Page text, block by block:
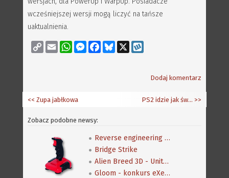
wcześniejszej wersji mogą liczyć na tańsze
uaktualnienia.
Copy
Link
Email WhatsAppMessenger
FacebookBluesky
Dodaj komentarz
PS2 idzie jak świeże bułeczki >>
<< Zupa jabłkowa
Zobacz podobne newsy:
Reverse engineering klasycznej gry Speedball 2
Bridge Strike
Alien Breed 3D - Unity Re-Edited
Gloom - konkurs eXeca na nową mapę